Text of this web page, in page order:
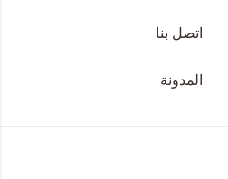
اتصل بنا
المدونة